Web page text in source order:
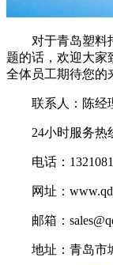
对于青岛塑料托
题的话，欢迎大家
全体员工期待您的
联系人：陈经
24小时服务热线
电话：
网址：
邮箱：
地址：青岛市城